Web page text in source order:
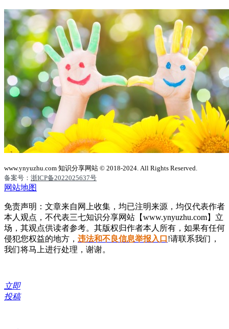
www.ynyuzhu.com 知识分享网站 © 2018-2024. All Rights Reserved.
备案号： 浙ICP备2022025637号
网站地图
免责声明：文章来自网上收集，均已注明来源，均仅代表作者
本人观点，不代表三七知识分享网站【www.ynyuzhu.com】立
场，其观点供读者参考。其版权归作者本人所有，如果有任何
侵犯您权益的地方， 违法和不良信息举报入口 !请联系我们，
我们将马上进行处理，谢谢。
立即
投稿